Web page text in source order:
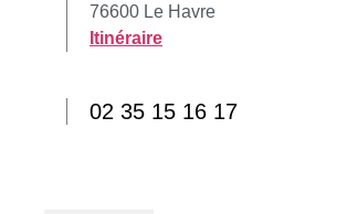
76600 Le Havre
Itinéraire
02 35 15 16 17